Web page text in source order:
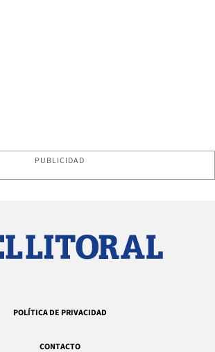
PUBLICIDAD
POLÍTICA DE PRIVACIDAD
CONTACTO